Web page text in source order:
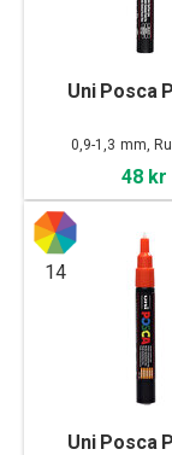
Uni Posca
0,9-1,3 mm,
48 kr
14
Uni Posca